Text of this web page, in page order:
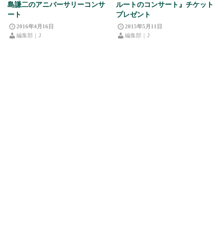
島謙二のアニバーサリーコンサ
ート
2016年4月16日
編集部｜J
ルートのコンサート』チケット
プレゼント
2015年5月11日
編集部｜J